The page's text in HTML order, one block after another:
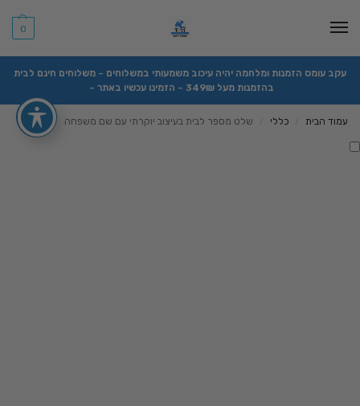
0
עקב עומס הזמנות ומלחמה יהיה עיכוב משמעותי במשלוחים – משלוחים חינם לבית
בהזמנות מעל 349₪ – הזמינו עכשיו באתר –
עמוד הבית כללי שלט מספר לבית בעיצוב יוקרתי עם שם משפחה